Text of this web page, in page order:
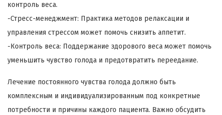
контроль веса.
-Стресс-менеджмент: Практика методов релаксации и
управления стрессом может помочь снизить аппетит.
-Контроль веса: Поддержание здорового веса может помочь
уменьшить чувство голода и предотвратить переедание.
Лечение постоянного чувства голода должно быть
комплексным и индивидуализированным под конкретные
потребности и причины каждого пациента. Важно обсудить